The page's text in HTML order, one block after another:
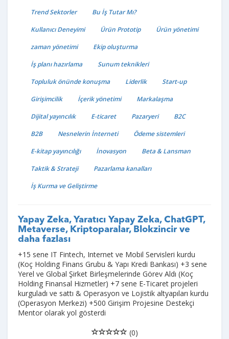
Trend Sektorler
Bu İş Tutar Mı?
Kullanıcı Deneyimi
Ürün Prototip
Ürün yönetimi
zaman yönetimi
Ekip oluşturma
İş planı hazırlama
Sunum teknikleri
Topluluk önünde konuşma
Liderlik
Start-up
Girişimcilik
İçerik yönetimi
Markalaşma
Dijital yayıncılık
E-ticaret Pazaryeri
B2C
B2B
Nesnelerin İnterneti
Ödeme sistemleri
E-kitap yayıncılığı
İnovasyon
Beta & Lansman
Taktik & Strateji
Pazarlama kanalları
İş Kurma ve Geliştirme
Yapay Zeka, Yaratıcı Yapay Zeka, ChatGPT,
Metaverse, Kriptoparalar, Blokzincir ve
daha fazlası
+15 sene IT Fintech, Internet ve Mobil Servisleri kurdu
(Koç Holding Finans Grubu & Yapı Kredi Bankası) +3 sene
Yerel ve Global Şirket Birleşmelerinde Görev Aldı (Koç
Holding Finansal Hizmetler) +7 sene E-Ticaret projeleri
kurguladı ve sattı & Operasyon ve Lojistik altyapıları kurdu
(Operasyon Merkezi) +500 Girişim Projesine Destekçi
Mentor olarak yol gösterdi
(0)